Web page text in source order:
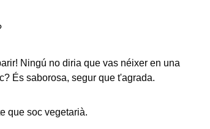
Ningú no diria que vas néixer en una
És saborosa, segur que t'agrada.
que soc vegetarià.